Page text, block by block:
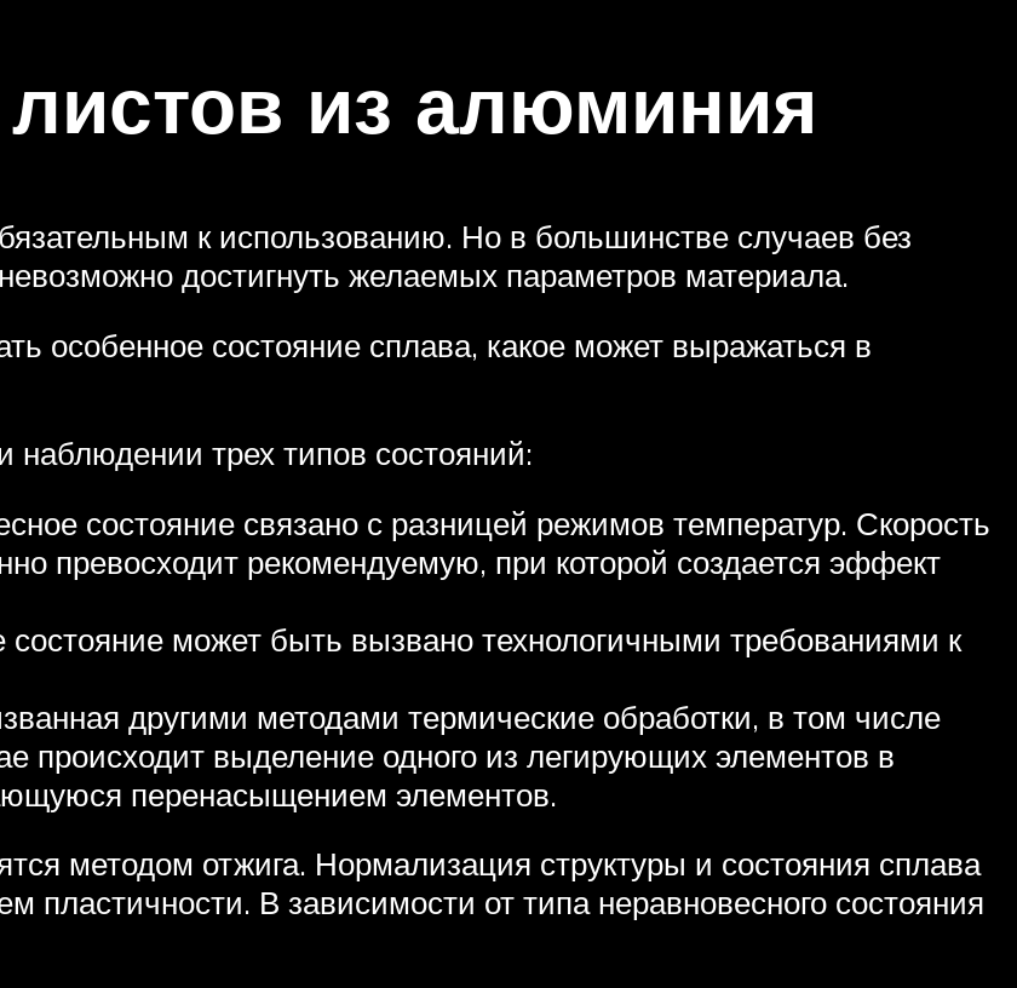
из алюминия
к использованию. Но в большинстве случаев без
достигнуть желаемых параметров материала.
особенное состояние сплава, какое может выражаться в
наблюдении трех типов состояний:
состояние связано с разницей режимов температур. Скорость
превосходит рекомендуемую, при которой создается эффект
может быть вызвано технологичными требованиями к
другими методами термические обработки, в том числе
происходит выделение одного из легирующих элементов в
перенасыщением элементов.
методом отжига. Нормализация структуры и состояния сплава
В зависимости от типа неравновесного состояния